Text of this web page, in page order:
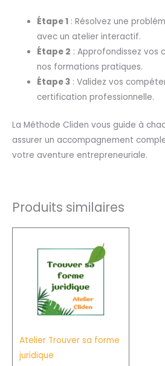
Étape 1 : Résolvez une
avec un atelier interactif.
Étape 2 : Approfondissez vos
nos formations pratiques.
Étape 3 : Validez vos
certification professionnelle.
La Méthode Cliden vous guide à
assurer un accompagnement
votre aventure entrepreneuriale.
Produits similaires
Atelier Trouver sa forme
juridique